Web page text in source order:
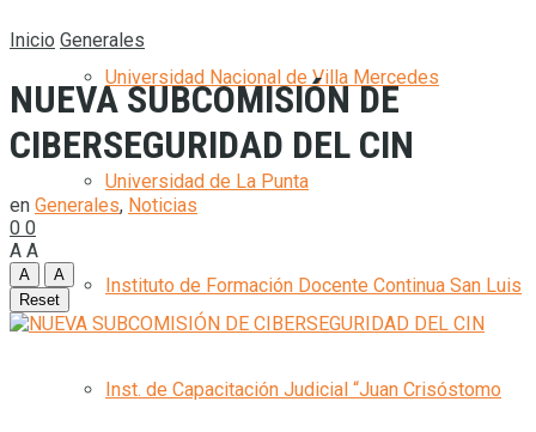
Universidad Nacional de Villa Mercedes
Universidad de La Punta
Instituto de Formación Docente Continua San Luis
Inst. de Capacitación Judicial “Juan Crisóstomo
Inicio Generales
NUEVA SUBCOMISIÓN DE
CIBERSEGURIDAD DEL CIN
en Generales, Noticias
0 0
A A
A
A
Reset